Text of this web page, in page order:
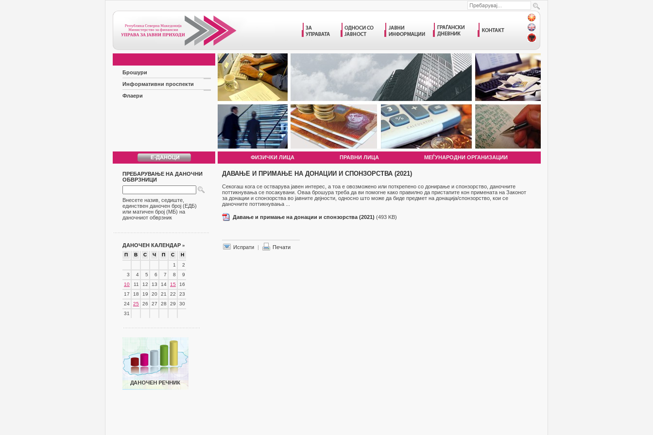
Брошури
Информативни проспекти
Флаери
ФИЗИЧКИ ЛИЦА ПРАВНИ ЛИЦА МЕЃУНАРОДНИ ОРГАНИЗАЦИИ
ПРЕБАРУВАЊЕ НА ДАНОЧНИ
ОБВРЗНИЦИ
Внесете назив, седиште,
единствен даночен број (ЕДБ)
или матичен број (МБ) на
даночниот обврзник
ДАНОЧЕН КАЛЕНДАР »
П В С Ч П С
Н
1
2
3
4 5 6 7 8
9
10
11 12 13 14 15
16
17
18 19 20 21 22
23
24
25 26 27 28 29
30
31
ДАВАЊЕ И ПРИМАЊЕ НА ДОНАЦИИ И СПОНЗОРСТВА (2021)
Секогаш кога се остварува јавен интерес, а тоа е овозможено или поткрепено со донирање и спонзорство, даночните
поттикнувања се посакувани. Оваа брошура треба да ви помогне како правилно да пристапите кон примената на Законот
за донации и спонзорства во јавните дејности, односно што може да биде предмет на донација/спонзорство, кои се
даночните поттикнувања ...
Давање и примање на донации и спонзорства (2021) (493 KB)
Испрати | Печати